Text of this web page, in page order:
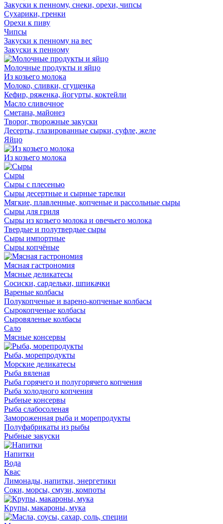
Закуски к пенному, снеки, орехи, чипсы
Сухарики, гренки
Орехи к пиву
Чипсы
Закуски к пенному на вес
Закуски к пенному
Молочные продукты и яйцо
Из козьего молока
Молоко, сливки, сгущенка
Кефир, ряженка, йогурты, коктейли
Масло сливочное
Сметана, майонез
Творог, творожные закуски
Десерты, глазированные сырки, суфле, желе
Яйцо
Из козьего молока
Сыры
Сыры с плесенью
Сыры десертные и сырные тарелки
Мягкие, плавленные, копченые и рассольные сыры
Сыры для гриля
Сыры из козьего молока и овечьего молока
Твердые и полутвердые сыры
Сыры импортные
Сыры копчёные
Мясная гастрономия
Мясные деликатесы
Сосиски, сардельки, шпикачки
Вареные колбасы
Полукопченые и варено-копченые колбасы
Сырокопченые колбасы
Сыровяленые колбасы
Сало
Мясные консервы
Рыба, морепродукты
Морские деликатесы
Рыба вяленая
Рыба горячего и полугорячего копчения
Рыба холодного копчения
Рыбные консервы
Рыба слабосоленая
Замороженная рыба и морепродукты
Полуфабрикаты из рыбы
Рыбные закуски
Напитки
Вода
Квас
Лимонады, напитки, энергетики
Соки, морсы, смузи, компоты
Крупы, макароны, мука